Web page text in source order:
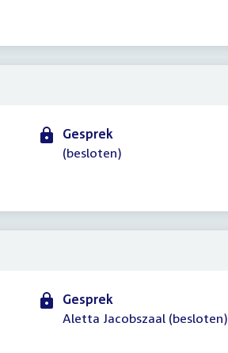
Gesprek
(besloten)
Gesprek
Aletta Jacobszaal (besloten)